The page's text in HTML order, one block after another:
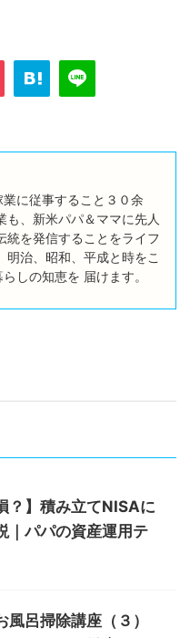
に従事すること３０余
も、新米パパ＆ママに先人
統を発信することをライフ
明治、昭和、平成と時をこ
しの知恵を 届けます。
？】積み立てNISAに
｜パパの資産運用テ
呂掃除講座（３）